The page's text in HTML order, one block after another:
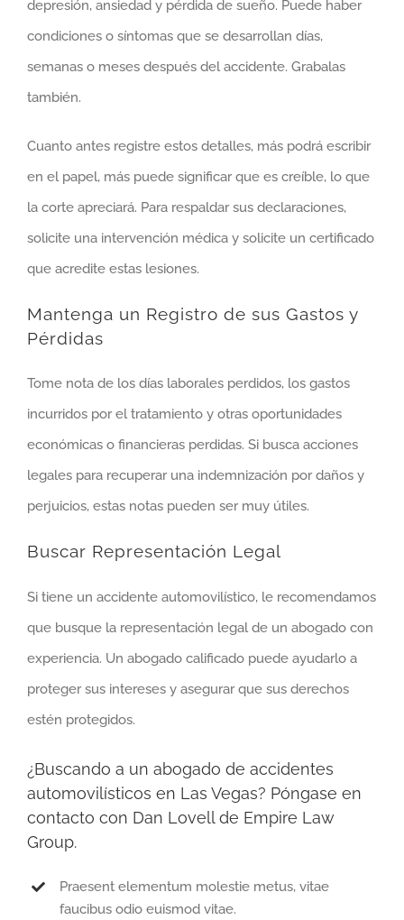
depresión, ansiedad y pérdida de sueño. Puede haber
condiciones o síntomas que se desarrollan días,
semanas o meses después del accidente. Grabalas
también.
Cuanto antes registre estos detalles, más podrá escribir
en el papel, más puede significar que es creíble, lo que
la corte apreciará. Para respaldar sus declaraciones,
solicite una intervención médica y solicite un certificado
que acredite estas lesiones.
Mantenga un Registro de sus Gastos y
Pérdidas
Tome nota de los días laborales perdidos, los gastos
incurridos por el tratamiento y otras oportunidades
económicas o financieras perdidas. Si busca acciones
legales para recuperar una indemnización por daños y
perjuicios, estas notas pueden ser muy útiles.
Buscar Representación Legal
Si tiene un accidente automovilístico, le recomendamos
que busque la representación legal de un abogado con
experiencia. Un abogado calificado puede ayudarlo a
proteger sus intereses y asegurar que sus derechos
estén protegidos.
¿Buscando a un abogado de accidentes
automovilísticos en Las Vegas? Póngase en
contacto con Dan Lovell de Empire Law
Group.
Praesent elementum molestie metus, vitae
faucibus odio euismod vitae.